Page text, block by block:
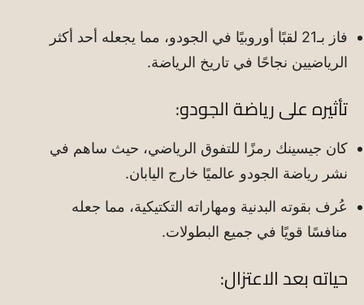
فاز بـ21 لقبًا أوروبيًا في الجودو، مما يجعله أحد أكثر
الرياضيين نجاحًا في تاريخ الرياضة.
تأثيره على رياضة الجودو:
كان جيسينك رمزًا للتفوق الرياضي، حيث ساهم في
نشر رياضة الجودو عالميًا خارج اليابان.
عُرف بقوته البدنية ومهاراته التكتيكية، مما جعله
منافسًا قويًا في جميع البطولات.
حياته بعد الاعتزال: